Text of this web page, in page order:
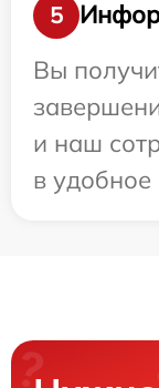
5
Вы
и наш
в удобное